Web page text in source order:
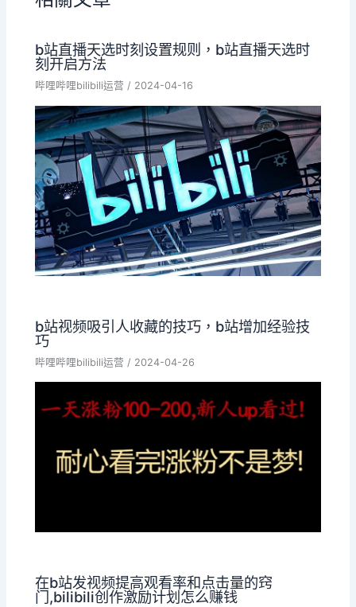
b站直播天选时刻设置规则，b站直播天选时
刻开启方法
哔哩哔哩bilibili运营 / 2024-04-16
b站视频吸引人收藏的技巧，b站增加经验技
巧
哔哩哔哩bilibili运营 / 2024-04-26
在b站发视频提高观看率和点击量的窍
门,bilibili创作激励计划怎么赚钱